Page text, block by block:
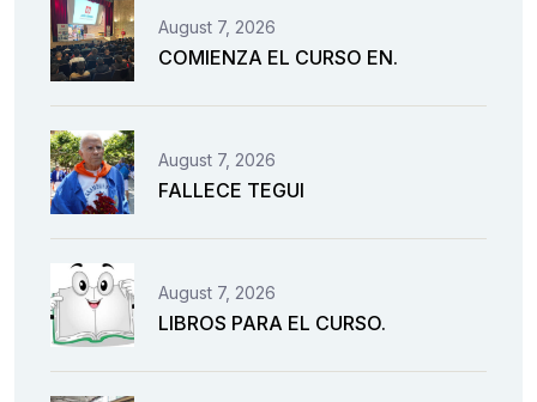
August 7, 2026
COMIENZA EL CURSO EN.
August 7, 2026
FALLECE TEGUI
August 7, 2026
LIBROS PARA EL CURSO.